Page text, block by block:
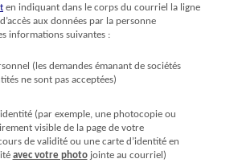
en indiquant dans le corps du courriel la ligne
aux données par la personne
informations suivantes :
(les demandes émanant de sociétés
ne sont pas acceptées)
(par exemple, une photocopie ou
visible de la page de votre
de validité ou une carte d’identité en
avec votre photojointe au courriel)